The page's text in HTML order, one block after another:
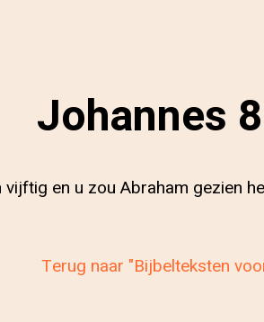
Johannes
en u zou Abraham gezien
Terug naar "Bijbelteksten